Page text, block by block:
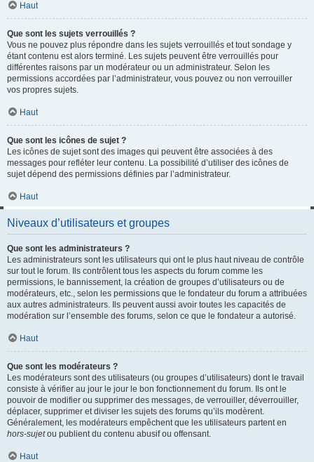
Haut
Que sont les sujets verrouillés ?
Vous ne pouvez plus répondre dans les sujets verrouillés et tout sondage y
étant contenu est alors terminé. Les sujets peuvent être verrouillés pour
différentes raisons par un modérateur ou un administrateur. Selon les
permissions accordées par l’administrateur, vous pouvez ou non verrouiller
vos propres sujets.
Haut
Que sont les icônes de sujet ?
Les icônes de sujet sont des images qui peuvent être associées à des
messages pour refléter leur contenu. La possibilité d’utiliser des icônes de
sujet dépend des permissions définies par l’administrateur.
Haut
Niveaux d’utilisateurs et groupes
Que sont les administrateurs ?
Les administrateurs sont les utilisateurs qui ont le plus haut niveau de contrôle
sur tout le forum. Ils contrôlent tous les aspects du forum comme les
permissions, le bannissement, la création de groupes d’utilisateurs ou de
modérateurs, etc., selon les permissions que le fondateur du forum a attribuées
aux autres administrateurs. Ils peuvent aussi avoir toutes les capacités de
modération sur l’ensemble des forums, selon ce que le fondateur a autorisé.
Haut
Que sont les modérateurs ?
Les modérateurs sont des utilisateurs (ou groupes d’utilisateurs) dont le travail
consiste à vérifier au jour le jour le bon fonctionnement du forum. Ils ont le
pouvoir de modifier ou supprimer des messages, de verrouiller, déverrouiller,
déplacer, supprimer et diviser les sujets des forums qu’ils modèrent.
Généralement, les modérateurs empêchent que les utilisateurs partent en
hors-sujetou publient du contenu abusif ou offensant.
Haut